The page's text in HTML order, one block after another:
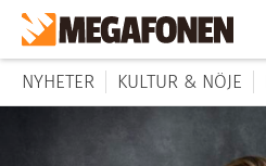
NYHETER KULTUR & NÖJE